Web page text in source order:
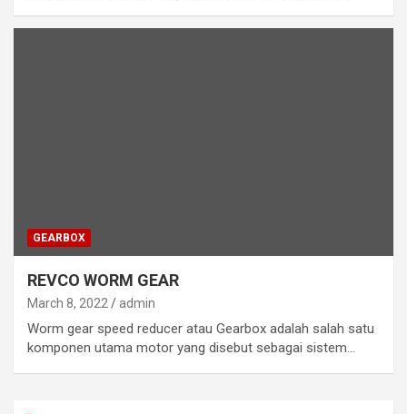
GEARBOX
REVCO WORM GEAR
March 8, 2022 admin
Worm gear speed reducer atau Gearbox adalah salah satu
komponen utama motor yang disebut sebagai sistem…